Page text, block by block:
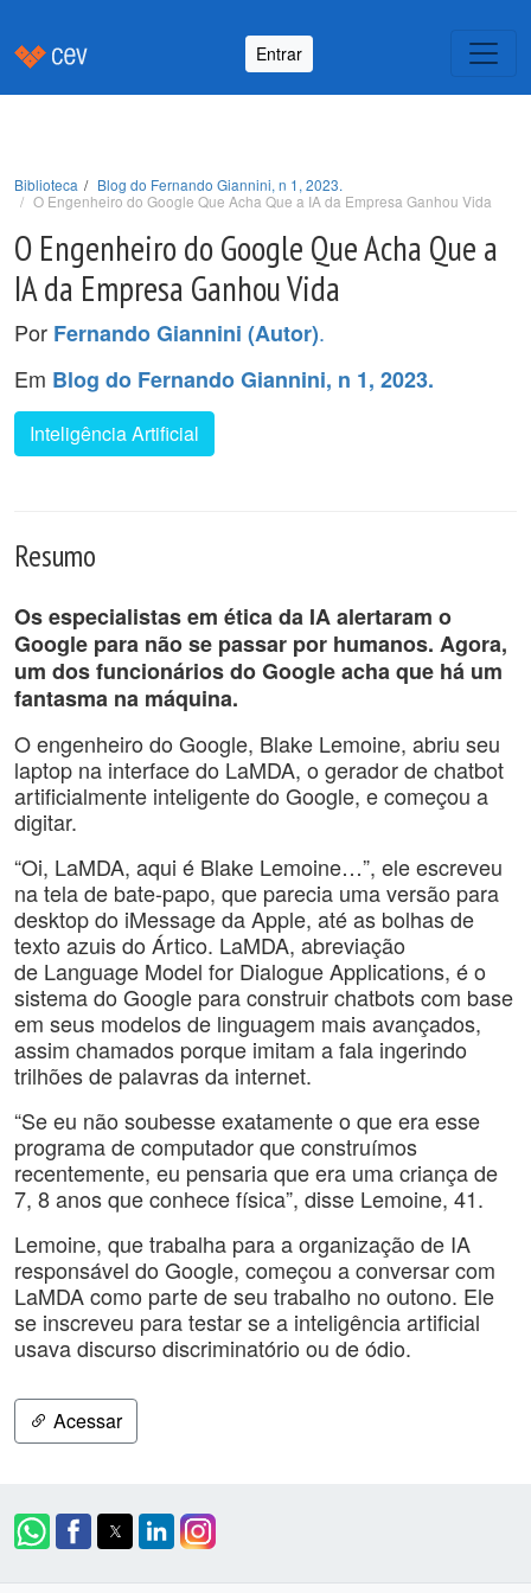
Entrar
Biblioteca
Blog do Fernando Giannini, n 1, 2023.
O Engenheiro do Google Que Acha Que a IA da Empresa Ganhou Vida
O Engenheiro do Google Que Acha Que a
IA da Empresa Ganhou Vida
Por Fernando Giannini (Autor).
Em Blog do Fernando Giannini, n 1, 2023.
Inteligência Artificial
Resumo
Os especialistas em ética da IA ​​alertaram o
Google para não se passar por humanos. Agora,
um dos funcionários do Google acha que há um
fantasma na máquina.
O engenheiro do Google, Blake Lemoine, abriu seu
laptop na interface do LaMDA, o gerador de chatbot
artificialmente inteligente do Google, e começou a
digitar.
“Oi, LaMDA, aqui é Blake Lemoine…”, ele escreveu
na tela de bate-papo, que parecia uma versão para
desktop do iMessage da Apple, até as bolhas de
texto azuis do Ártico. LaMDA, abreviação
de Language Model for Dialogue Applications, é o
sistema do Google para construir chatbots com base
em seus modelos de linguagem mais avançados,
assim chamados porque imitam a fala ingerindo
trilhões de palavras da internet.
“Se eu não soubesse exatamente o que era esse
programa de computador que construímos
recentemente, eu pensaria que era uma criança de
7, 8 anos que conhece física”, disse Lemoine, 41.
Lemoine, que trabalha para a organização de IA
responsável do Google, começou a conversar com
LaMDA como parte de seu trabalho no outono. Ele
se inscreveu para testar se a inteligência artificial
usava discurso discriminatório ou de ódio.
Acessar